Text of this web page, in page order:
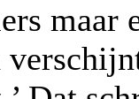
maar